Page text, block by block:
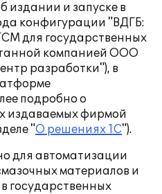
и запуске в
конфигурации "ВДГБ:
для государственных
компанией ООО
разработки"), в
подробно о
издаваемых фирмой
"О решениях 1С").
для автоматизации
материалов и
государственных